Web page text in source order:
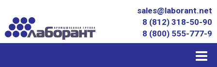
sales@laborant.net
8 (812) 318-50-90
8 (800) 555-777-9